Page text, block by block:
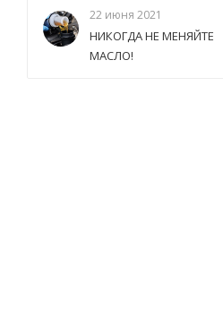
22 июня 2021
НИКОГДА НЕ МЕНЯЙТЕ
МАСЛО!